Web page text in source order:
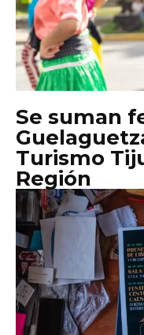
Se suman
Turismo
Región